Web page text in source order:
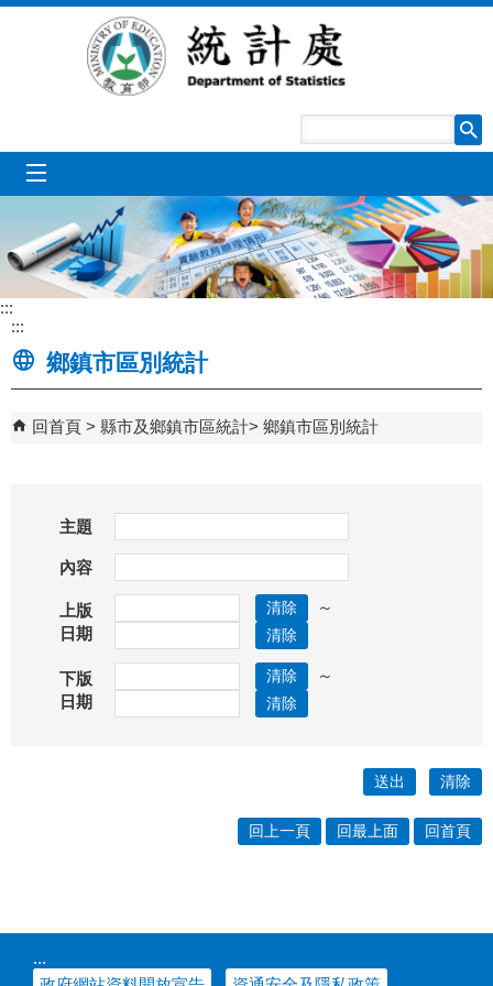
跳到主要內容區塊
:::
:::
鄉鎮市區別統計
回首頁 縣市及鄉鎮市區統計 鄉鎮市區別統計
主題
內容
上版
日期
～
下版
日期
～
回上一頁 回最上面 回首頁
:::